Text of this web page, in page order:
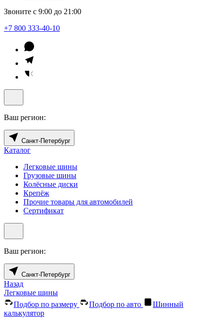
Звоните с 9:00 до 21:00
+7 800 333-40-10
Ваш регион:
Санкт-Петербург
Каталог
Легковые шины
Грузовые шины
Колёсные диски
Крепёж
Прочие товары для автомобилей
Сертификат
Ваш регион:
Санкт-Петербург
Назад
Легковые шины
Подбор по размеру
Подбор по авто
Шинный
калькулятор